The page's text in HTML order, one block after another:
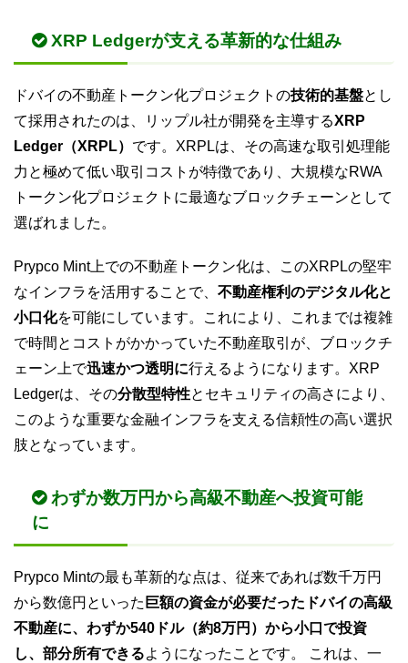
XRP Ledgerが支える革新的な仕組み
ドバイの不動産トークン化プロジェクトの技術的基盤とし
て採用されたのは、リップル社が開発を主導するXRP
Ledger（XRPL） です。XRPLは、その高速な取引処理能
力と極めて低い取引コストが特徴であり、大規模なRWA
トークン化プロジェクトに最適なブロックチェーンとして
選ばれました。
Prypco Mint上での不動産トークン化は、このXRPLの堅牢
なインフラを活用することで、 不動産権利のデジタル化と
小口化を可能にしています。これにより、これまでは複雑
で時間とコストがかかっていた不動産取引が、ブロックチ
ェーン上で迅速かつ透明に行えるようになります。XRP
Ledgerは、その分散型特性とセキュリティの高さにより、
このような重要な金融インフラを支える信頼性の高い選択
肢となっています。
わずか数万円から高級不動産へ投資可能
に
Prypco Mintの最も革新的な点は、従来であれば数千万円
から数億円といった 巨額の資金が必要だったドバイの高級
不動産に、わずか540ドル（約8万円）から小口で投資
し、部分所有できるようになったことです。 これは、一